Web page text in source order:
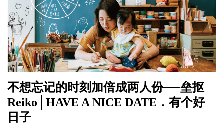
不想忘记的时刻加倍成两人份──垒抠
Reiko│HAVE A NICE DATE．有个好
日子